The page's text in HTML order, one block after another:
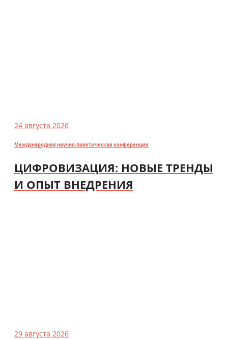
24 августа 2026
Международная научно-практическая конференция
ЦИФРОВИЗАЦИЯ: НОВЫЕ ТРЕНДЫ
И ОПЫТ ВНЕДРЕНИЯ
29 августа 2026